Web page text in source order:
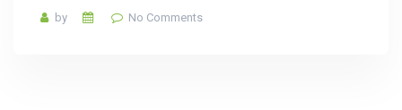
by No Comments